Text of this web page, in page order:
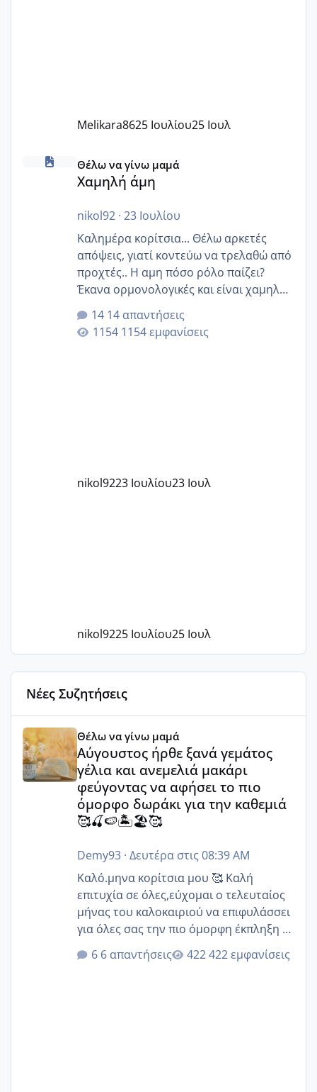
Melikara8625 Ιουλίου25 Ιουλ
Χαμηλή άμη
Θέλω να γίνω μαμά
Χαμηλή άμη
nikol92· 23 Ιουλίου
Καλημέρα κορίτσια... Θέλω αρκετές
απόψεις, γιατί κοντεύω να τρελαθώ από
προχτές.. Η αμη πόσο ρόλο παίζει?
Έκανα ορμονολογικές και είναι χαμηλή
για την ηλικία μου.. Είχα ήδη μια
εγκυμοσύνη, που έπρεπε να τερματιστεί
στην 27η εβδομάδα και προσπαθώ 7
14 απαντήσεις
1154 εμφανίσεις
nikol9223 Ιουλίου23 Ιουλ
nikol9225 Ιουλίου25 Ιουλ
Νέες Συζητήσεις
Αύγουστος ήρθε ξανά γεμάτος γέλια και ανεμελιά
Θέλω να γίνω μαμά
Αύγουστος ήρθε ξανά γεμάτος
γέλια και ανεμελιά μακάρι
φεύγοντας να αφήσει το πιο
όμορφο δωράκι για την καθεμιά
🥰🍒🍉🏝️🏖️🥰
Demy93· Δευτέρα στις 08:39 AM
Καλό.μηνα κορίτσια μου 🥰 Καλή
επιτυχία σε όλες,εύχομαι ο τελευταίος
μήνας του καλοκαιριού να επιφυλάσσει
για όλες σας την πιο όμορφη έκπληξη 🧿
@Elk @Melikara86 @Παρασκευαιδου
@Zenia z @melitiniღ @Christi.D.
6 απαντήσεις 422 εμφανίσεις